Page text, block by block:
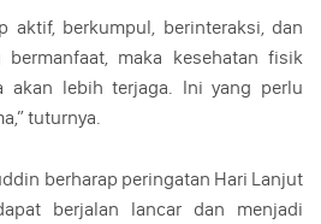
aktif, berkumpul, berinteraksi, dan
maka kesehatan fisik
akan lebih terjaga. Ini yang perlu
tuturnya.
berharap peringatan Hari Lanjut
berjalan lancar dan menjadi